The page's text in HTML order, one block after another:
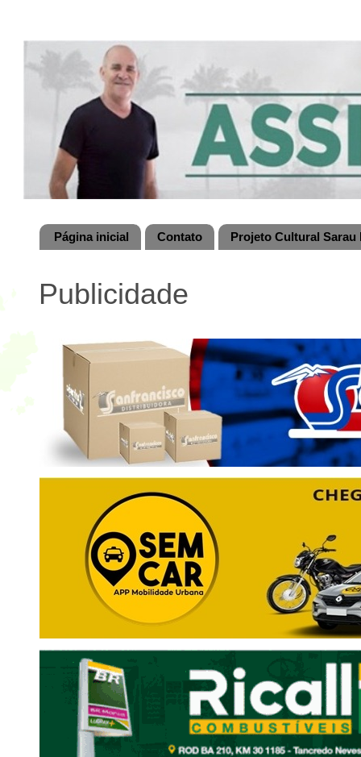
Página inicial Contato Projeto Cultural
Publicidade